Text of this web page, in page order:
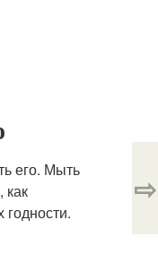
его. Мыть
как
⇨